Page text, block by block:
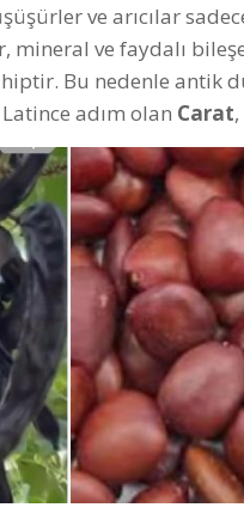
ve arıcılar
mineral ve faydalı
Bu nedenle
adım olan Carat